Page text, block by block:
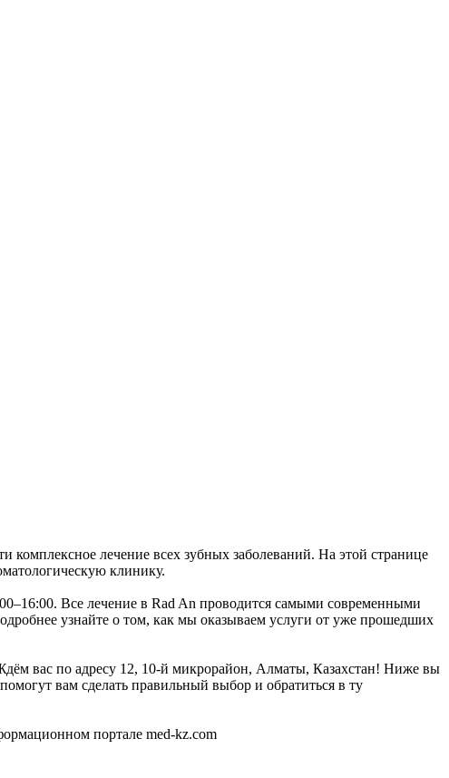
комплексное лечение всех зубных заболеваний. На этой странице
клинику.
Все лечение в Rad An проводится самыми современными
узнайте о том, как мы оказываем услуги от уже прошедших
вас по адресу 12, 10-й микрорайон, Алматы, Казахстан! Ниже вы
вам сделать правильный выбор и обратиться в ту
портале med-kz.com